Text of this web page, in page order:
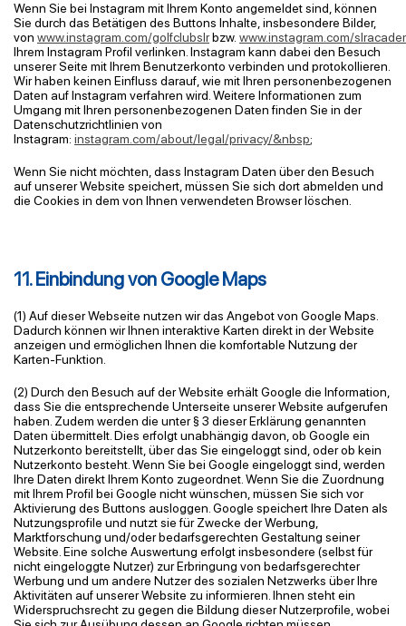
Wenn Sie bei Instagram mit Ihrem Konto angemeldet sind, können
Sie durch das Betätigen des Buttons Inhalte, insbesondere Bilder,
von www.instagram.com/golfclubslrbzw. www.instagram.com/
Ihrem Instagram Profil verlinken. Instagram kann dabei den Besuch
unserer Seite mit Ihrem Benutzerkonto verbinden und protokollieren.
Wir haben keinen Einfluss darauf, wie mit Ihren personenbezogenen
Daten auf Instagram verfahren wird. Weitere Informationen zum
Umgang mit Ihren personenbezogenen Daten finden Sie in der
Datenschutzrichtlinien von
Instagram: instagram.com/about/legal/privacy/&nbsp;
Wenn Sie nicht möchten, dass Instagram Daten über den Besuch
auf unserer Website speichert, müssen Sie sich dort abmelden und
die Cookies in dem von Ihnen verwendeten Browser löschen.
11. Einbindung von Google Maps
(1) Auf dieser Webseite nutzen wir das Angebot von Google Maps.
Dadurch können wir Ihnen interaktive Karten direkt in der Website
anzeigen und ermöglichen Ihnen die komfortable Nutzung der
Karten-Funktion.
(2) Durch den Besuch auf der Website erhält Google die Information,
dass Sie die entsprechende Unterseite unserer Website aufgerufen
haben. Zudem werden die unter § 3 dieser Erklärung genannten
Daten übermittelt. Dies erfolgt unabhängig davon, ob Google ein
Nutzerkonto bereitstellt, über das Sie eingeloggt sind, oder ob kein
Nutzerkonto besteht. Wenn Sie bei Google eingeloggt sind, werden
Ihre Daten direkt Ihrem Konto zugeordnet. Wenn Sie die Zuordnung
mit Ihrem Profil bei Google nicht wünschen, müssen Sie sich vor
Aktivierung des Buttons ausloggen. Google speichert Ihre Daten als
Nutzungsprofile und nutzt sie für Zwecke der Werbung,
Marktforschung und/oder bedarfsgerechten Gestaltung seiner
Website. Eine solche Auswertung erfolgt insbesondere (selbst für
nicht eingeloggte Nutzer) zur Erbringung von bedarfsgerechter
Werbung und um andere Nutzer des sozialen Netzwerks über Ihre
Aktivitäten auf unserer Website zu informieren. Ihnen steht ein
Widerspruchsrecht zu gegen die Bildung dieser Nutzerprofile, wobei